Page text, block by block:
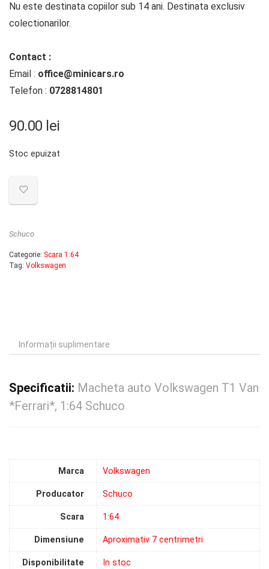
Nu este destinata copiilor sub 14 ani. Destinata exclusiv
colectionarilor.
Contact :
Email : office@minicars.ro
Telefon : 0728814801
90.00 lei
Stoc epuizat
Schuco
Categorie: Scara 1:64
Tag: Volkswagen
Informații suplimentare
Specificatii: Macheta auto Volkswagen T1 Van
*Ferrari*, 1:64 Schuco
Marca Volkswagen
Producator Schuco
Scara 1:64
Dimensiune Aproximativ 7 centrimetri
Disponibilitate In stoc